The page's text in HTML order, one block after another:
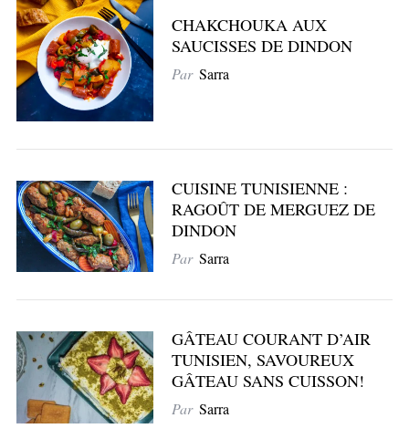
CHAKCHOUKA AUX
SAUCISSES DE DINDON
Par Sarra
CUISINE TUNISIENNE :
RAGOÛT DE MERGUEZ DE
DINDON
Par Sarra
GÂTEAU COURANT D’AIR
TUNISIEN, SAVOUREUX
GÂTEAU SANS CUISSON!
Par Sarra